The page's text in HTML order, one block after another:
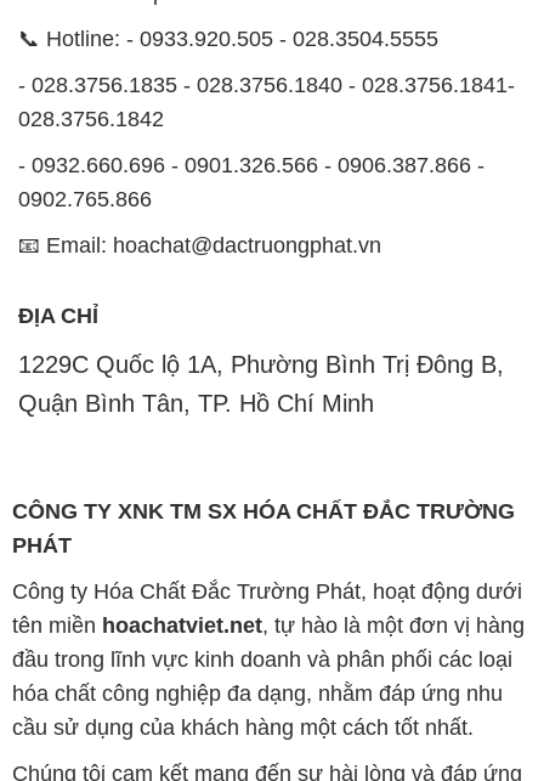
0902.765.866
📧 Email: hoachat@dactruongphat.vn
ĐỊA CHỈ
1229C Quốc lộ 1A, Phường Bình Trị Đông B,
Quận Bình Tân, TP. Hồ Chí Minh
CÔNG TY XNK TM SX HÓA CHẤT ĐẮC TRƯỜNG
PHÁT
đầu trong lĩnh vực kinh doanh và phân phối các loại
hóa chất công nghiệp đa dạng, nhằm đáp ứng nhu
cầu sử dụng của khách hàng một cách tốt nhất.
Chúng tôi cam kết mang đến sự hài lòng và đáp ứng
mọi nhu cầu của khách hàng với tiêu chí hàng đầu.
Để đạt được mục tiêu này, chúng tôi cung cấp những
sản phẩm hóa chất chất lượng cao với giá thành hợp
lý, tạo nên giá trị thực sự cho khách hàng.